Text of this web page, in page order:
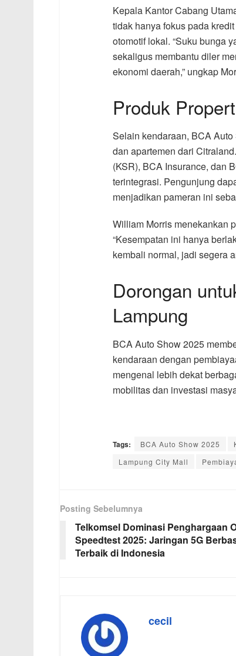
Kepala Kantor Cabang
tidak hanya fokus pada
otomotif lokal. “Suku bunga
sekaligus membantu diler
ekonomi daerah,” ungkap
Produk
Selain kendaraan, BCA
dan apartemen dari
(KSR), BCA Insurance, dan
terintegrasi. Pengunjung
menjadikan pameran ini
William Morris menekankan
“Kesempatan ini hanya
kembali normal, jadi segera
Dorongan
Lampung
BCA Auto Show 2025
kendaraan dengan
mengenal lebih dekat
mobilitas dan investasi
Tags: BCA Auto Show 2025
Lampung City Mall
Posting Sebelumnya
Telkomsel Dominasi Penghargaan
Speedtest 2025: Jaringan 5G
Terbaik di Indonesia
cecil